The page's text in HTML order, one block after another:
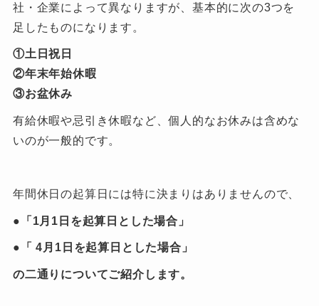
社・企業によって異なりますが、基本的に次の3つを
足したものになります。
①土日祝日
②年末年始休暇
③お盆休み
有給休暇や忌引き休暇など、個人的なお休みは含めな
いのが一般的です。
年間休日の起算日には特に決まりはありませんので、
●「1月1日を起算日とした場合」
●「 4月1日を起算日とした場合」
の二通りについてご紹介します。